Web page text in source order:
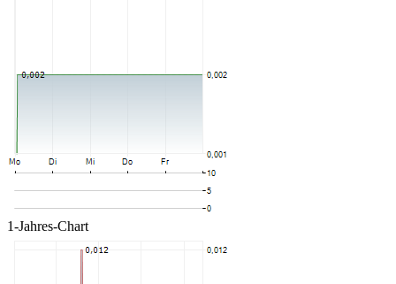
1-Jahres-Chart